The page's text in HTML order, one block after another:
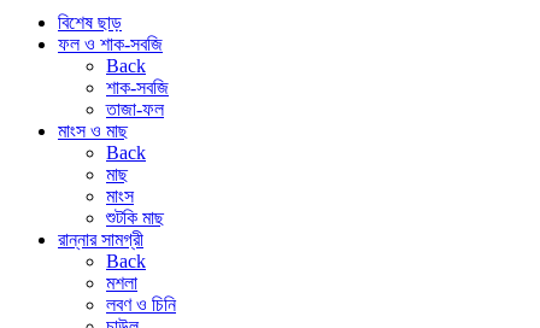
বিশেষ ছাড়
ফল ও শাক-সবজি
Back
শাক-সবজি
তাজা-ফল
মাংস ও মাছ
Back
মাছ
মাংস
শুটকি মাছ
রান্নার সামগ্রী
Back
মশলা
লবণ ও চিনি